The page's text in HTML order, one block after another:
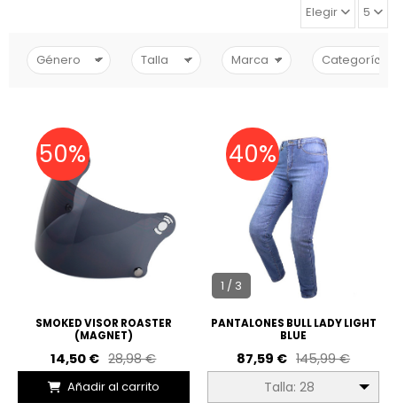
Elegir 5
SMOKED VISOR ROASTER
(MAGNET)
14,50 € 28,98 €
Añadir al carrito
50%
1 / 3
PANTALONES BULL LADY LIGHT
BLUE
145,99 €
87,59 €
Talla: 28
40%